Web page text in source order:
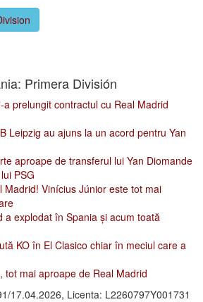
Primera División
a prelungit contractul cu Real Madrid
Leipzig au ajuns la un acord pentru Yan
aproape de transferul lui Yan Diomande
PSG
Madrid! Vinícius Júnior este tot mai
a explodat în Spania și acum toată
KO în El Clasico chiar în meciul care a
tot mai aproape de Real Madrid
17.04.2026, Licenta: L2260797Y001731